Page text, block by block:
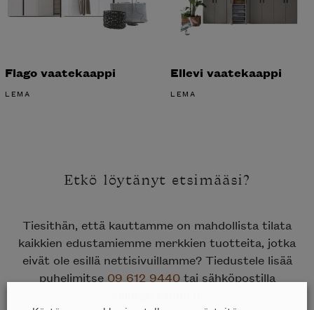
Flago vaatekaappi
LEMA
Ellevi vaatekaappi
LEMA
Etkö löytänyt etsimääsi?
Tiesithän, että kauttamme on mahdollista tilata
kaikkien edustamiemme merkkien tuotteita, jotka
eivät ole esillä nettisivuillamme? Tiedustele lisää
puhelimitse 09 612 9440tai sähköpostilla